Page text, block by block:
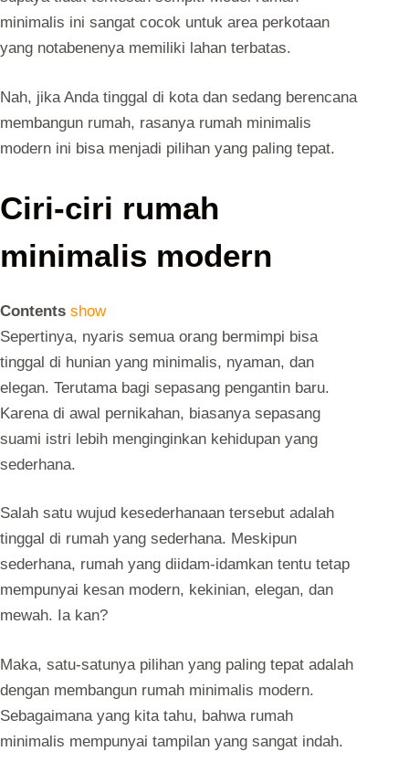
minimalis ini sangat cocok untuk area perkotaan
yang notabenenya memiliki lahan terbatas.
Nah, jika Anda tinggal di kota dan sedang berencana
membangun rumah, rasanya rumah minimalis
modern ini bisa menjadi pilihan yang paling tepat.
Ciri-ciri rumah
minimalis modern
Contents show
Sepertinya, nyaris semua orang bermimpi bisa
tinggal di hunian yang minimalis, nyaman, dan
elegan. Terutama bagi sepasang pengantin baru.
Karena di awal pernikahan, biasanya sepasang
suami istri lebih menginginkan kehidupan yang
sederhana.
Salah satu wujud kesederhanaan tersebut adalah
tinggal di rumah yang sederhana. Meskipun
sederhana, rumah yang diidam-idamkan tentu tetap
mempunyai kesan modern, kekinian, elegan, dan
mewah. Ia kan?
Maka, satu-satunya pilihan yang paling tepat adalah
dengan membangun rumah minimalis modern.
Sebagaimana yang kita tahu, bahwa rumah
minimalis mempunyai tampilan yang sangat indah.